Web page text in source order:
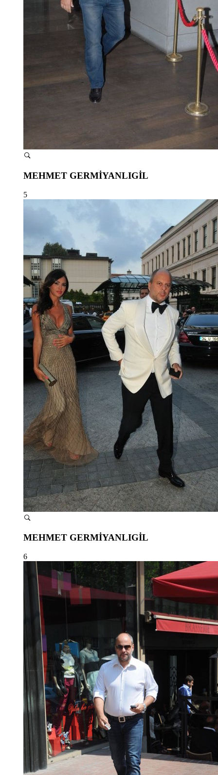
MEHMET GERMİYANLIGİL
5
MEHMET GERMİYANLIGİL
6